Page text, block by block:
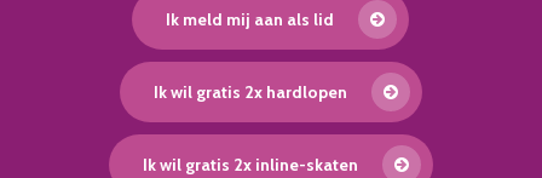
Ik meld mij aan als lid
Ik wil gratis 2x hardlopen
Ik wil gratis 2x inline-skaten